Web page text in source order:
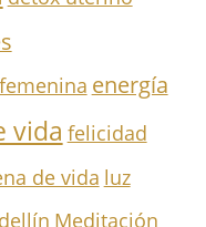
energía
vida felicidad
de vida luz
Meditación